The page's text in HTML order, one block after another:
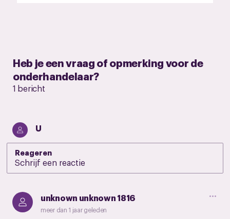
Heb je een vraag of opmerking voor de
onderhandelaar?
1 bericht
U
Reageren
unknown unknown 1816
meer dan 1 jaar geleden